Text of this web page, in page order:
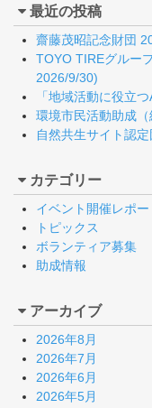
最近の投稿
齋藤茂昭記念財団
TOYO TIREグルー
2026/9/30)
「地域活動に役立
環境市民活動助成
自然共生サイト認
カテゴリー
イベント開催レポー
トピックス
ボランティア募集
助成情報
アーカイブ
2026年8月
2026年7月
2026年6月
2026年5月